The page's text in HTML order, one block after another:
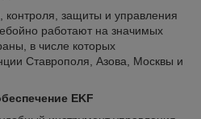
защиты и управления
работают на значимых
в числе которых
Ставрополя, Азова, Москвы и
EKF